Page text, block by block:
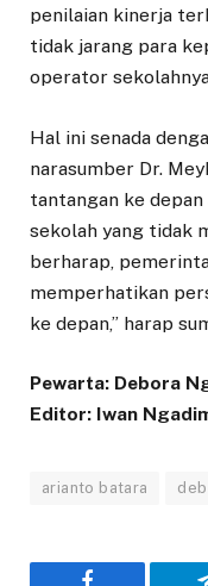
penilaian kinerja
tidak jarang para
operator
Hal ini senada
narasumber Dr.
tantangan ke
sekolah yang tidak
berharap,
memperhatikan
ke depan,” harap
Pewarta: Debora
Editor: Iwan
arianto batara